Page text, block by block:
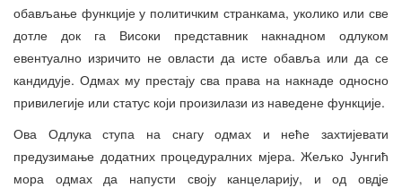
обављање функције у политичким странкама, уколико или све
дотле док га Високи представник накнадном одлуком
евентуално изричито не овласти да исте обавља или да се
кандидује. Одмах му престају сва права на накнаде односно
привилегије или статус који произилази из наведене функције.
Ова Одлука ступа на снагу одмах и неће захтијевати
предузимање додатних процедуралних мјера. Жељко Јунгић
мора одмах да напусти своју канцеларију, и од овдје